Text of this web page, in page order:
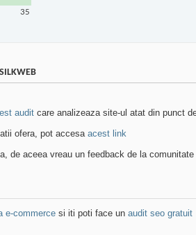
35
audit care analizeaza site-ul atat din punct
ofera, pot accesa acest link
de aceea vreau un feedback de la
e-commerce si iti poti face un audit seo gratuit